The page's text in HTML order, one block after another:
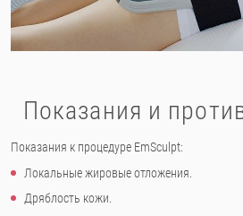
Показания и
Показания к процедуре EmSculpt:
Локальные жировые отложения.
Дряблость кожи.